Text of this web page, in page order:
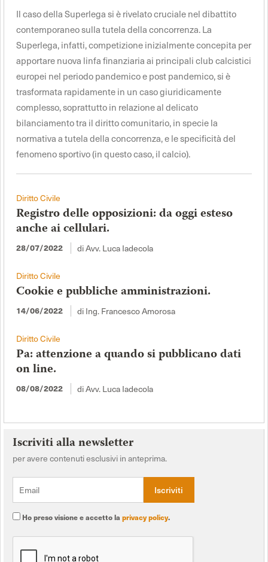
Il caso della Superlega si è rivelato cruciale nel dibattito
contemporaneo sulla tutela della concorrenza. La
Superlega, infatti, competizione inizialmente concepita per
apportare nuova linfa finanziaria ai principali club calcistici
europei nel periodo pandemico e post pandemico, si è
trasformata rapidamente in un caso giuridicamente
complesso, soprattutto in relazione al delicato
bilanciamento tra il diritto comunitario, in specie la
normativa a tutela della concorrenza, e le specificità del
fenomeno sportivo (in questo caso, il calcio).
Diritto Civile
Registro delle opposizioni: da oggi esteso
anche ai cellulari.
28/07/2022 di Avv. Luca Iadecola
Diritto Civile
Cookie e pubbliche amministrazioni.
14/06/2022 di Ing. Francesco Amorosa
Diritto Civile
Pa: attenzione a quando si pubblicano dati
on line.
08/08/2022 di Avv. Luca Iadecola
Iscriviti alla newsletter
per avere contenuti esclusivi in anteprima.
Ho preso visione e accetto la privacy policy.